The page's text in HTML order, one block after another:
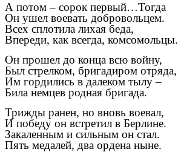
А потом – сорок первый…Тогда
Он ушел воевать добровольцем.
Всех сплотила лихая беда,
Впереди, как всегда, комсомольцы.
Он прошел до конца всю войну,
Был стрелком, бригадиром отряда,
Им гордились в далеком тылу –
Била немцев родная бригада.
Трижды ранен, но вновь воевал,
И победу он встретил в Берлине.
Закаленным и сильным он стал.
Пять медалей, два ордена ныне.